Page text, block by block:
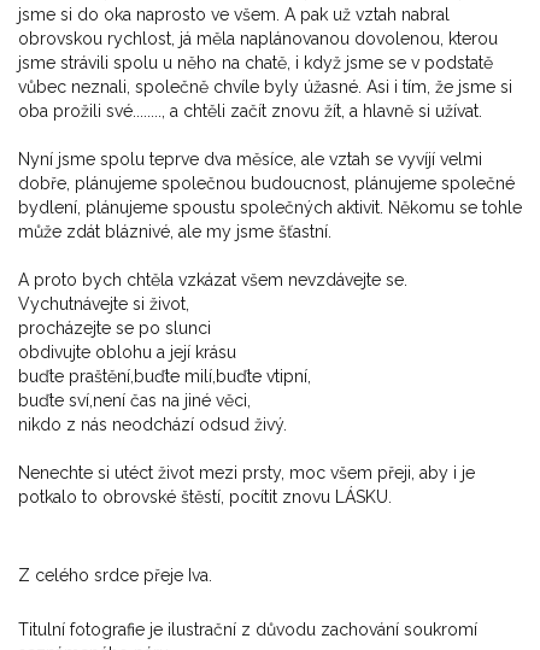
jsme si do oka naprosto ve všem. A pak už vztah nabral
obrovskou rychlost, já měla naplánovanou dovolenou, kterou
jsme strávili spolu u něho na chatě, i když jsme se v podstatě
vůbec neznali, společně chvíle byly úžasné. Asi i tím, že jsme si
oba prožili své........, a chtěli začít znovu žít, a hlavně si užívat.
Nyní jsme spolu teprve dva měsíce, ale vztah se vyvíjí velmi
dobře, plánujeme společnou budoucnost, plánujeme společné
bydlení, plánujeme spoustu společných aktivit. Někomu se tohle
může zdát bláznivé, ale my jsme šťastní.
A proto bych chtěla vzkázat všem nevzdávejte se.
Vychutnávejte si život,
procházejte se po slunci
obdivujte oblohu a její krásu
buďte praštění,buďte milí,buďte vtipní,
buďte sví,není čas na jiné věci,
nikdo z nás neodchází odsud živý.
Nenechte si utéct život mezi prsty, moc všem přeji, aby i je
potkalo to obrovské štěstí, pocítit znovu LÁSKU.
Z celého srdce přeje Iva.
Titulní fotografie je ilustrační z důvodu zachování soukromí